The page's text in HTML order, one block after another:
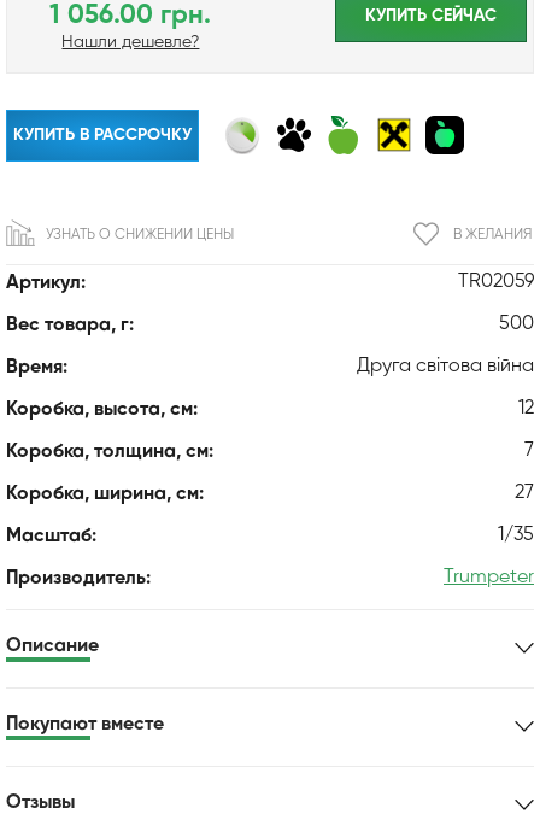
Артикул: TR02059
Вес товара, г: 500
Время: Друга світова війна
Коробка, высота, см: 12
Коробка, толщина, см: 7
Коробка, ширина, см: 27
Масштаб: 1/35
Производитель: Trumpeter
1 056.00 грн.
Нашли дешевле?
КУПИТЬ CЕЙЧАС
КУПИТЬ В РАССРОЧКУ
В ЖЕЛАНИЯ
УЗНАТЬ О СНИЖЕНИИ ЦЕНЫ
Описание
Покупают вместе
Отзывы